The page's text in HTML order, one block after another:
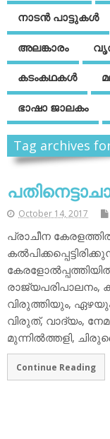
നാടന്‍ പാട്ടുകള്‍
അലങ്കാരം
കടംകഥകള്‍
ഭാഷാ ജാലകം
Tag archives
October 14, 2017
പ്രാചീന
വിരുത്തിയും,
വിരുത്, വാദ്യം,
മുന്നില്‍ത്തളി,
Continue Reading